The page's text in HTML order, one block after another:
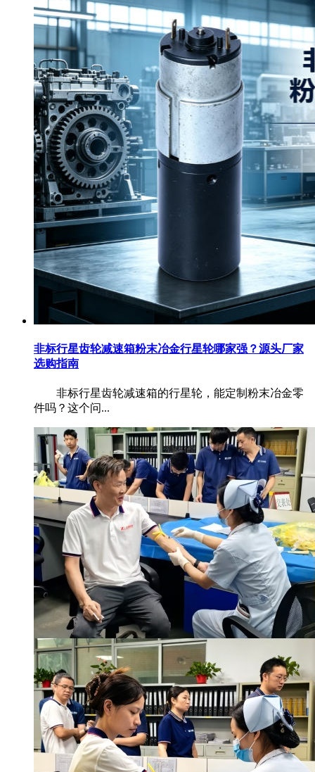
非标行星齿轮减速箱粉末冶金行星轮哪家强？源头厂家
选购指南
非标行星齿轮减速箱的行星轮，能定制粉末冶金零
件吗？这个问...